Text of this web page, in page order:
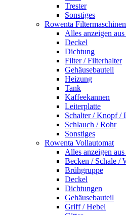
Trester
Sonstiges
Rowenta Filtermaschinen
Alles anzeigen
Deckel
Dichtung
Filter / Filterhalter
Gehäusebauteil
Heizung
Tank
Kaffeekannen
Leiterplatte
Schalter / Knopf /
Schlauch / Rohr
Sonstiges
Rowenta Vollautomat
Alles anzeigen
Becken / Schale /
Brühgruppe
Deckel
Dichtungen
Gehäusebauteil
Griff / Hebel